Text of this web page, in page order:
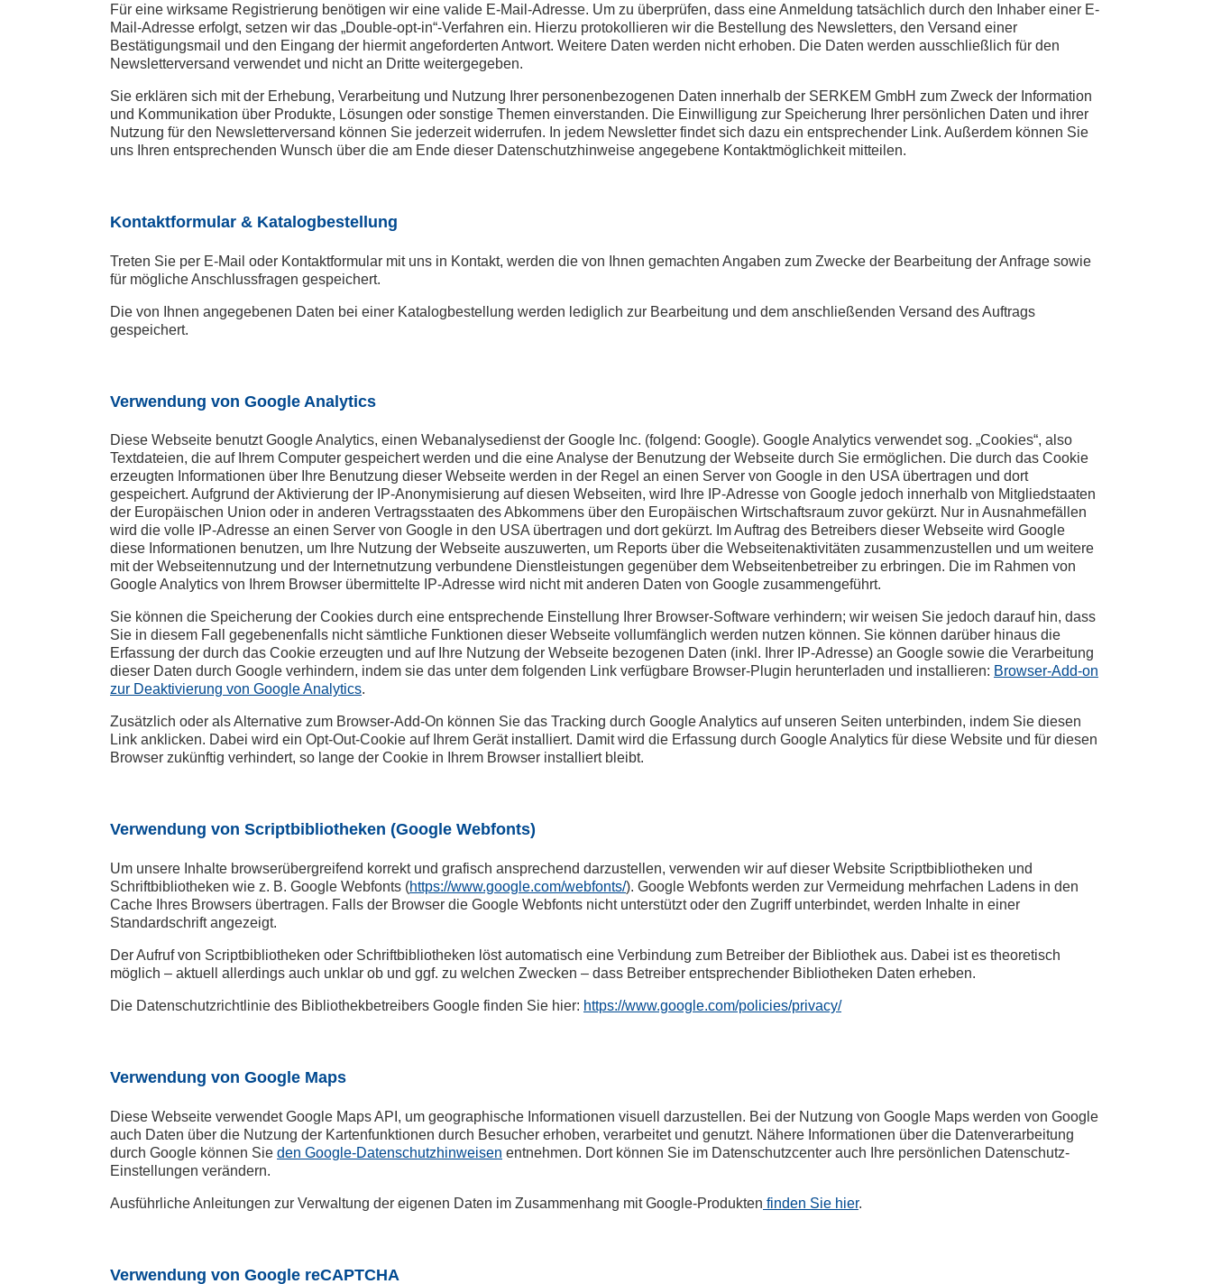
Für eine wirksame Registrierung benötigen wir eine valide E-Mail-Adresse. Um zu überprüfen, dass eine Anmeldung tatsächlich durch den Inhaber einer E-
Mail-Adresse erfolgt, setzen wir das „Double-opt-in“-Verfahren ein. Hierzu protokollieren wir die Bestellung des Newsletters, den Versand einer
Bestätigungsmail und den Eingang der hiermit angeforderten Antwort. Weitere Daten werden nicht erhoben. Die Daten werden ausschließlich für den
Newsletterversand verwendet und nicht an Dritte weitergegeben.
Sie erklären sich mit der Erhebung, Verarbeitung und Nutzung Ihrer personenbezogenen Daten innerhalb der SERKEM GmbH zum Zweck der Information
und Kommunikation über Produkte, Lösungen oder sonstige Themen einverstanden. Die Einwilligung zur Speicherung Ihrer persönlichen Daten und ihrer
Nutzung für den Newsletterversand können Sie jederzeit widerrufen. In jedem Newsletter findet sich dazu ein entsprechender Link. Außerdem können Sie
uns Ihren entsprechenden Wunsch über die am Ende dieser Datenschutzhinweise angegebene Kontaktmöglichkeit mitteilen.
Kontaktformular & Katalogbestellung
Treten Sie per E-Mail oder Kontaktformular mit uns in Kontakt, werden die von Ihnen gemachten Angaben zum Zwecke der Bearbeitung der Anfrage sowie
für mögliche Anschlussfragen gespeichert.
Die von Ihnen angegebenen Daten bei einer Katalogbestellung werden lediglich zur Bearbeitung und dem anschließenden Versand des Auftrags
gespeichert.
Verwendung von Google Analytics
Diese Webseite benutzt Google Analytics, einen Webanalysedienst der Google Inc. (folgend: Google). Google Analytics verwendet sog. „Cookies“, also
Textdateien, die auf Ihrem Computer gespeichert werden und die eine Analyse der Benutzung der Webseite durch Sie ermöglichen. Die durch das Cookie
erzeugten Informationen über Ihre Benutzung dieser Webseite werden in der Regel an einen Server von Google in den USA übertragen und dort
gespeichert. Aufgrund der Aktivierung der IP-Anonymisierung auf diesen Webseiten, wird Ihre IP-Adresse von Google jedoch innerhalb von Mitgliedstaaten
der Europäischen Union oder in anderen Vertragsstaaten des Abkommens über den Europäischen Wirtschaftsraum zuvor gekürzt. Nur in Ausnahmefällen
wird die volle IP-Adresse an einen Server von Google in den USA übertragen und dort gekürzt. Im Auftrag des Betreibers dieser Webseite wird Google
diese Informationen benutzen, um Ihre Nutzung der Webseite auszuwerten, um Reports über die Webseitenaktivitäten zusammenzustellen und um weitere
mit der Webseitennutzung und der Internetnutzung verbundene Dienstleistungen gegenüber dem Webseitenbetreiber zu erbringen. Die im Rahmen von
Google Analytics von Ihrem Browser übermittelte IP-Adresse wird nicht mit anderen Daten von Google zusammengeführt.
Sie können die Speicherung der Cookies durch eine entsprechende Einstellung Ihrer Browser-Software verhindern; wir weisen Sie jedoch darauf hin, dass
Sie in diesem Fall gegebenenfalls nicht sämtliche Funktionen dieser Webseite vollumfänglich werden nutzen können. Sie können darüber hinaus die
Erfassung der durch das Cookie erzeugten und auf Ihre Nutzung der Webseite bezogenen Daten (inkl. Ihrer IP-Adresse) an Google sowie die Verarbeitung
dieser Daten durch Google verhindern, indem sie das unter dem folgenden Link verfügbare Browser-Plugin herunterladen und installieren: Browser-Add-on
zur Deaktivierung von Google Analytics.
Zusätzlich oder als Alternative zum Browser-Add-On können Sie das Tracking durch Google Analytics auf unseren Seiten unterbinden, indem Sie diesen
Link anklicken. Dabei wird ein Opt-Out-Cookie auf Ihrem Gerät installiert. Damit wird die Erfassung durch Google Analytics für diese Website und für diesen
Browser zukünftig verhindert, so lange der Cookie in Ihrem Browser installiert bleibt.
Verwendung von Scriptbibliotheken (Google Webfonts)
Um unsere Inhalte browserübergreifend korrekt und grafisch ansprechend darzustellen, verwenden wir auf dieser Website Scriptbibliotheken und
Schriftbibliotheken wie z. B. Google Webfonts (https://www.google.com/webfonts/). Google Webfonts werden zur Vermeidung mehrfachen Ladens in den
Cache Ihres Browsers übertragen. Falls der Browser die Google Webfonts nicht unterstützt oder den Zugriff unterbindet, werden Inhalte in einer
Standardschrift angezeigt.
Der Aufruf von Scriptbibliotheken oder Schriftbibliotheken löst automatisch eine Verbindung zum Betreiber der Bibliothek aus. Dabei ist es theoretisch
möglich – aktuell allerdings auch unklar ob und ggf. zu welchen Zwecken – dass Betreiber entsprechender Bibliotheken Daten erheben.
Die Datenschutzrichtlinie des Bibliothekbetreibers Google finden Sie hier: https://www.google.com/policies/privacy/
Verwendung von Google Maps
Diese Webseite verwendet Google Maps API, um geographische Informationen visuell darzustellen. Bei der Nutzung von Google Maps werden von Google
auch Daten über die Nutzung der Kartenfunktionen durch Besucher erhoben, verarbeitet und genutzt. Nähere Informationen über die Datenverarbeitung
durch Google können Sie den Google-Datenschutzhinweisen entnehmen. Dort können Sie im Datenschutzcenter auch Ihre persönlichen Datenschutz-
Einstellungen verändern.
Ausführliche Anleitungen zur Verwaltung der eigenen Daten im Zusammenhang mit Google-Produkten finden Sie hier.
Verwendung von Google reCAPTCHA